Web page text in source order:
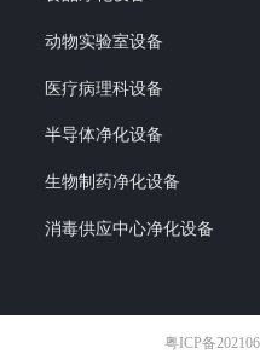
动物实验室设备
医疗病理科设备
半导体净化设备
生物制药净化设备
消毒供应中心净化设备
粤ICP备